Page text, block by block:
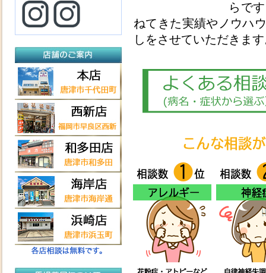
らで
ねてきた実績やノウハ
しをさせていただきま